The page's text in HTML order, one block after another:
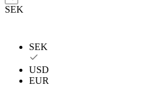
SEK
SEK
USD
EUR